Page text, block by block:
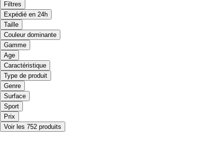
Filtres
Expédié en 24h
Taille
Couleur dominante
Gamme
Age
Caractéristique
Type de produit
Genre
Surface
Sport
Prix
Voir les 752 produits